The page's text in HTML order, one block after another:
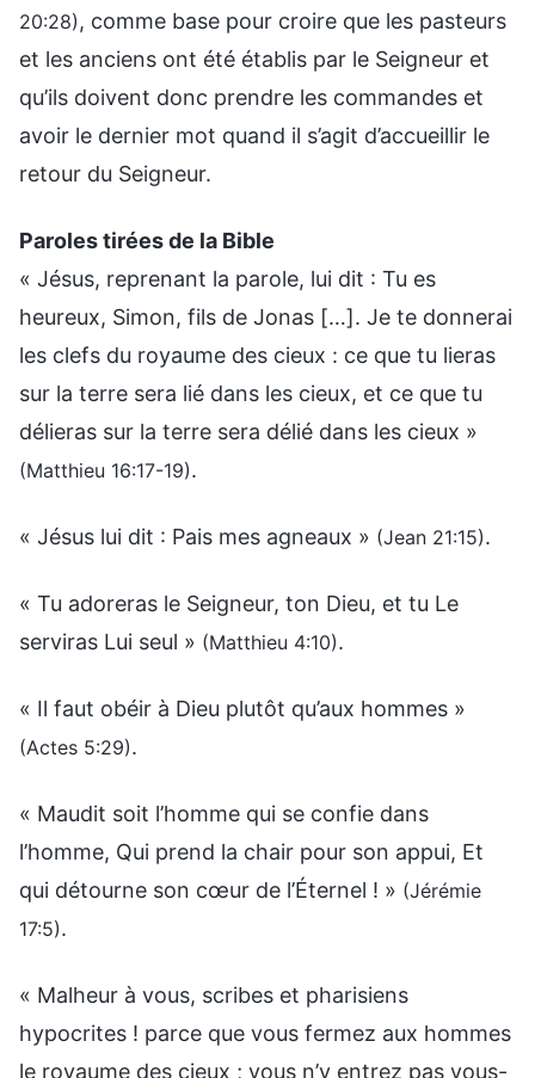
20:28) , comme base pour croire que les pasteurs
et les anciens ont été établis par le Seigneur et
qu’ils doivent donc prendre les commandes et
avoir le dernier mot quand il s’agit d’accueillir le
retour du Seigneur.
Paroles tirées de la Bible
« Jésus, reprenant la parole, lui dit : Tu es
heureux, Simon, fils de Jonas […]. Je te donnerai
les clefs du royaume des cieux : ce que tu lieras
sur la terre sera lié dans les cieux, et ce que tu
délieras sur la terre sera délié dans les cieux »
(Matthieu 16:17-19).
« Jésus lui dit : Pais mes agneaux » (Jean 21:15).
« Tu adoreras le Seigneur, ton Dieu, et tu Le
serviras Lui seul » (Matthieu 4:10).
« Il faut obéir à Dieu plutôt qu’aux hommes »
(Actes 5:29).
« Maudit soit l’homme qui se confie dans
l’homme, Qui prend la chair pour son appui, Et
qui détourne son cœur de l’Éternel ! » (Jérémie
17:5).
« Malheur à vous, scribes et pharisiens
hypocrites ! parce que vous fermez aux hommes
le royaume des cieux ; vous n’y entrez pas vous-